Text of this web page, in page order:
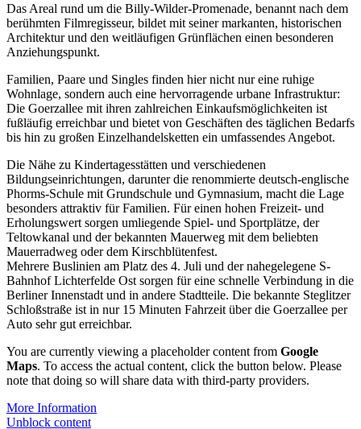
Das Areal rund um die Billy-Wilder-Promenade, benannt nach dem
berühmten Filmregisseur, bildet mit seiner markanten, historischen
Architektur und den weitläufigen Grünflächen einen besonderen
Anziehungspunkt.
Familien, Paare und Singles finden hier nicht nur eine ruhige
Wohnlage, sondern auch eine hervorragende urbane Infrastruktur:
Die Goerzallee mit ihren zahlreichen Einkaufsmöglichkeiten ist
fußläufig erreichbar und bietet von Geschäften des täglichen Bedarfs
bis hin zu großen Einzelhandelsketten ein umfassendes Angebot.
Die Nähe zu Kindertagesstätten und verschiedenen
Bildungseinrichtungen, darunter die renommierte deutsch-englische
Phorms-Schule mit Grundschule und Gymnasium, macht die Lage
besonders attraktiv für Familien. Für einen hohen Freizeit- und
Erholungswert sorgen umliegende Spiel- und Sportplätze, der
Teltowkanal und der bekannten Mauerweg mit dem beliebten
Mauerradweg oder dem Kirschblütenfest.
Mehrere Buslinien am Platz des 4. Juli und der nahegelegene S-
Bahnhof Lichterfelde Ost sorgen für eine schnelle Verbindung in die
Berliner Innenstadt und in andere Stadtteile. Die bekannte Steglitzer
Schloßstraße ist in nur 15 Minuten Fahrzeit über die Goerzallee per
Auto sehr gut erreichbar.
You are currently viewing a placeholder content from Google
Maps. To access the actual content, click the button below. Please
note that doing so will share data with third-party providers.
More Information
Unblock content